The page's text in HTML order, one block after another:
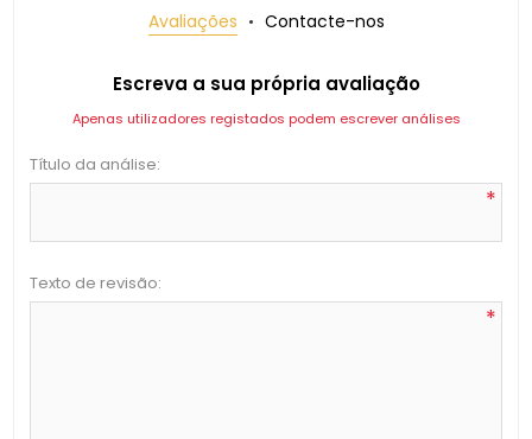
Avaliações Contacte-nos
Escreva a sua própria avaliação
Apenas utilizadores registados podem escrever análises
Título da análise:
*
Texto de revisão:
*